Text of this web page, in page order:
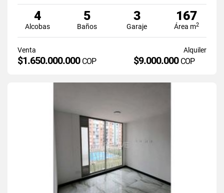
4
Alcobas
5
Baños
3
Garaje
167
Área m2
Venta
$1.650.000.000 COP
Alquiler
$9.000.000 COP